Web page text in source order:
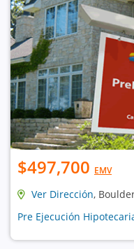
$497,700 EMV
Ver Dirección,
Pre Ejecución